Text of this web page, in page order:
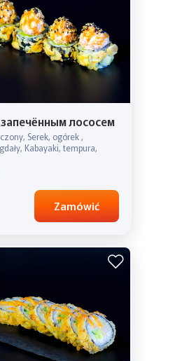
лососем
Serek, ogórek ,
Kabayaki, tempura,
Zamówić